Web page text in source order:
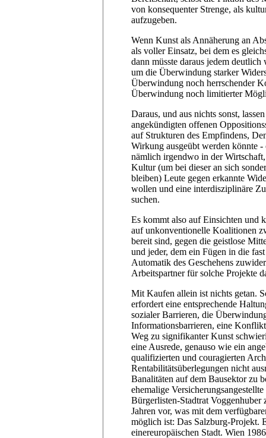
von konsequenter Strenge, als
aufzugeben.
Wenn Kunst als Annäherung an
als voller Einsatz, bei dem es
dann müsste daraus jedem deutlich
um die Überwindung starker
Überwindung noch herrschender
Überwindung noch limitierter
Daraus, und aus nichts sonst,
angekündigten offenen
auf Strukturen des Empfindens,
Wirkung ausgeübt werden könnte
nämlich irgendwo in der
Kultur (um bei dieser an sich
bleiben) Leute gegen erkannte
wollen und eine interdisziplinäre
suchen.
Es kommt also auf Einsichten und
auf unkonventionelle Koalitionen
bereit sind, gegen die geistlose
und jeder, dem ein Fügen in die
Automatik des Geschehens
Arbeitspartner für solche Projekte
Mit Kaufen allein ist nichts getan.
erfordert eine entsprechende
sozialer Barrieren, die
Informationsbarrieren, eine
Weg zu signifikanter Kunst
eine Ausrede, genauso wie ein
qualifizierten und couragierten
Rentabilitätsüberlegungen nicht
Banalitäten auf dem Bausektor zu
ehemalige
Bürgerlisten-Stadtrat Voggenhuber
Jahren vor, was mit dem
möglich ist: Das Salzburg-Projekt.
einereuropäischen Stadt. Wien